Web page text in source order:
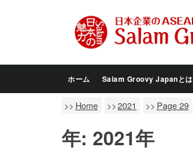
ホーム Salam Groovy Japanとは
Home 2021 Page 29
年: 2021年